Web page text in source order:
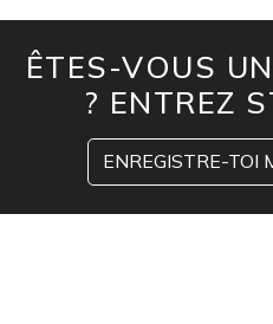
ÊTES-VOUS
? ENTREZ
ENREGISTRE-TOI